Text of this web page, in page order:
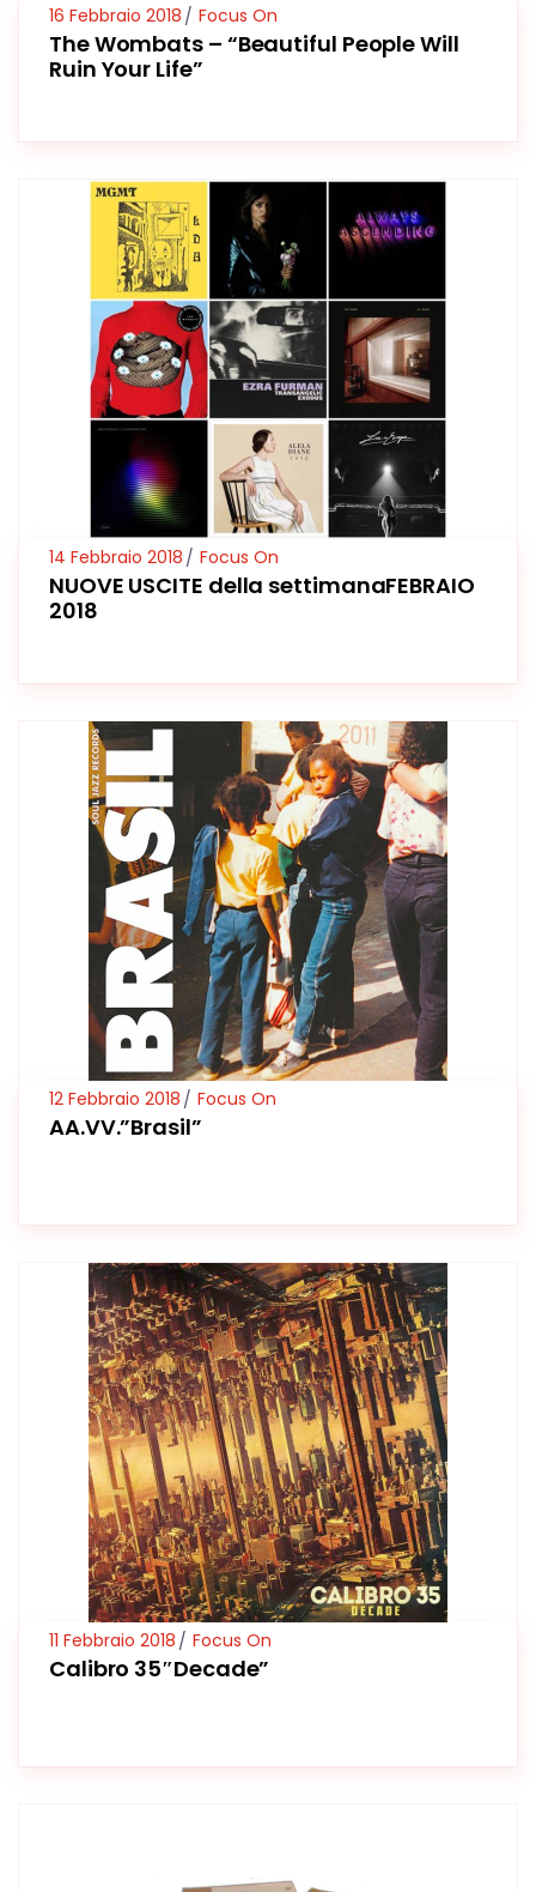
16 Febbraio 2018 Focus On
The Wombats – “Beautiful People Will
Ruin Your Life”
14 Febbraio 2018 Focus On
NUOVE USCITE della settimanaFEBRAIO
2018
12 Febbraio 2018 Focus On
AA.VV.”Brasil”
11 Febbraio 2018 Focus On
Calibro 35″Decade”